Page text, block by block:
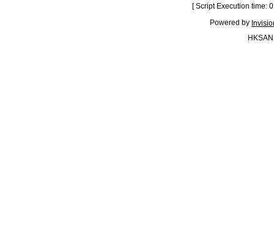
[ Script Execution time:
Powered by